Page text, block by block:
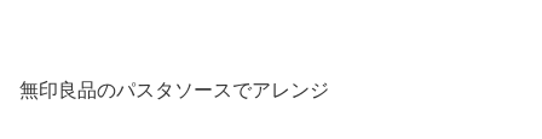
無印良品のパスタソースでアレンジ